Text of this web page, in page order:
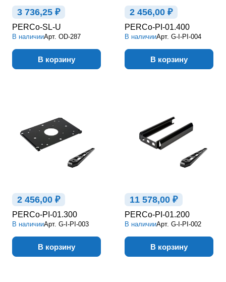
3 736,25 ₽
PERCo-SL-U
В наличииАрт. OD-287
В корзину
2 456,00 ₽
PERCo-PI-01.400
В наличииАрт. G-I-PI-004
В корзину
2 456,00 ₽
PERCo-PI-01.300
В наличииАрт. G-I-PI-003
В корзину
11 578,00 ₽
PERCo-PI-01.200
В наличииАрт. G-I-PI-002
В корзину